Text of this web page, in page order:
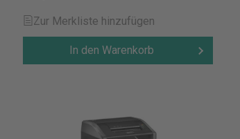
Zur Merkliste hinzufügen
In den Warenkorb